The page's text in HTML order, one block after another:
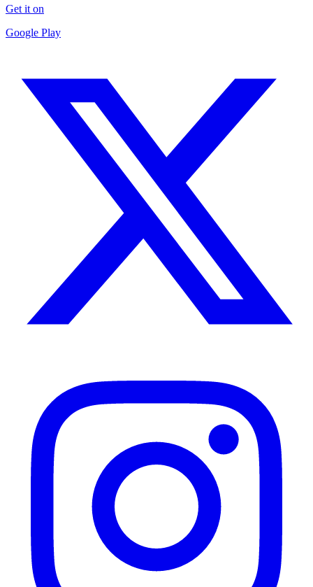
Get it on
Google Play